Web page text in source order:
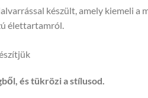
készült, amely kiemeli
élettartamról.
és tükrözi a stílusod.